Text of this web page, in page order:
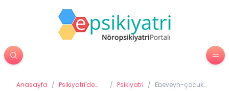
Anasayfa / Psikiyatri'de
/ Psikiyatri / Ebeveyn-çocuk